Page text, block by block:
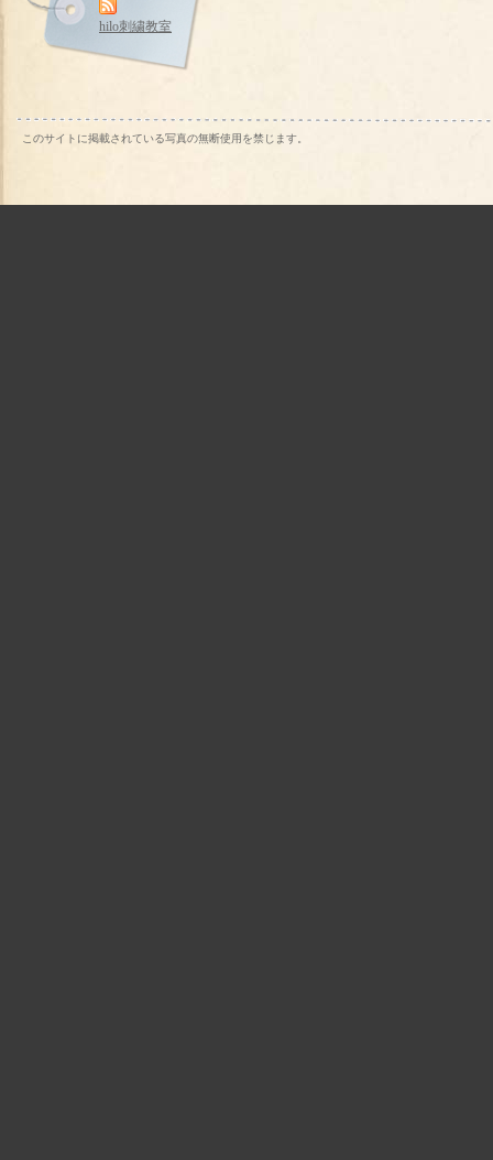
hilo刺繍教室
このサイトに掲載されている写真の無断使用を禁じます。